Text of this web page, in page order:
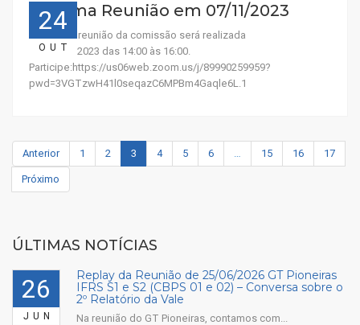
24
OUT
Próxima Reunião em 07/11/2023
A próxima reunião da comissão será realizada
em 07/11/2023 das 14:00 às 16:00.
Participe:https://us06web.zoom.us/j/89990259959?
pwd=3VGTzwH41l0seqazC6MPBm4Gaqle6L.1
Anterior 1 2 3 4 5 6 … 15 16 17
Próximo
ÚLTIMAS NOTÍCIAS
26
JUN
Replay da Reunião de 25/06/2026 GT Pioneiras
IFRS S1 e S2 (CBPS 01 e 02) – Conversa sobre o
2º Relatório da Vale
Na reunião do GT Pioneiras, contamos com...